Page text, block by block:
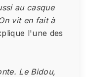
au casque
vit en fait à
l'une des
Le Bidou,